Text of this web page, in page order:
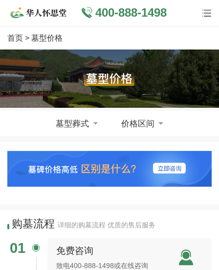
400-888-1498
首页 > 墓型价格
墓型葬式 价格区间
购墓流程 详细的购墓流程 优质的售后服务
01 免费咨询
致电400-888-1498或在线咨询